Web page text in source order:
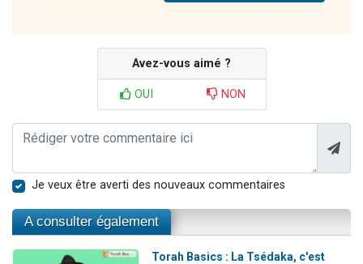
Avez-vous aimé ?
OUI NON
Je veux être averti des nouveaux commentaires
A consulter également
Torah Basics : La Tsédaka, c'est